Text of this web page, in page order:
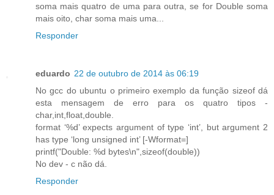
soma mais quatro de uma para outra, se for Double soma
mais oito, char soma mais uma...
Responder
eduardo 22 de outubro de 2014 às 06:19
No gcc do ubuntu o primeiro exemplo da função sizeof dá
esta mensagem de erro para os quatro tipos -
char,int,float,double.
format ‘%d’ expects argument of type ‘int’, but argument 2
has type ‘long unsigned int’ [-Wformat=]
printf("Double: %d bytes\n",sizeof(double))
No dev - c não dá.
Responder